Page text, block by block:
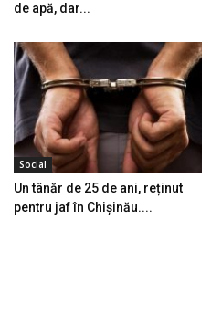
de apă, dar...
Social
Un tânăr de 25 de ani, reținut
pentru jaf în Chișinău....